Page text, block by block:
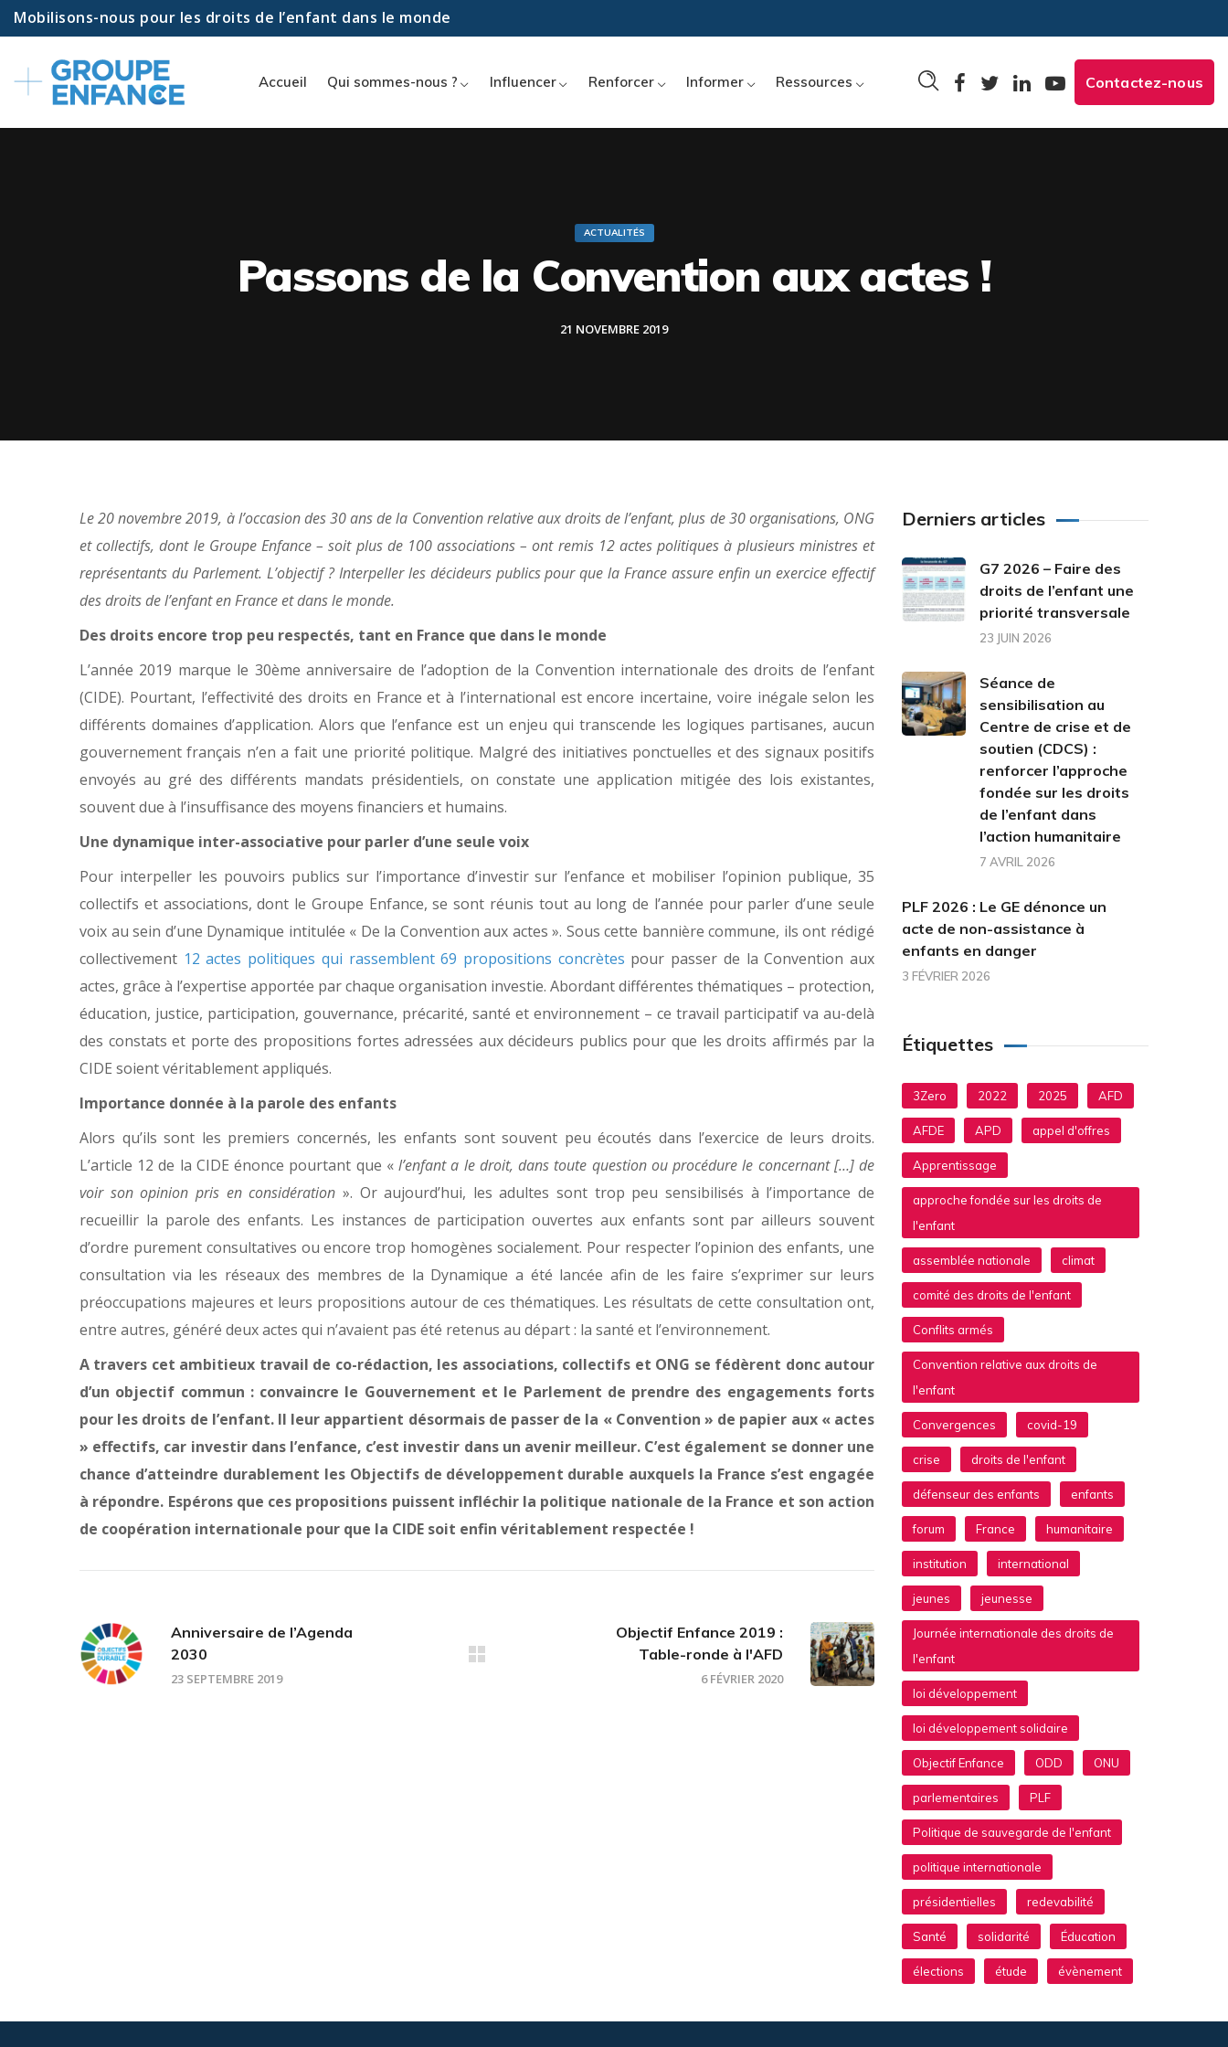
Mobilisons-nous pour les droits de l’enfant dans le monde
Accueil Qui sommes-nous ? Influencer Renforcer Informer Ressources Contactez-nous
ACTUALITÉS
Passons de la Convention aux actes !
21 NOVEMBRE 2019
Le 20 novembre 2019, à l’occasion des 30 ans de la Convention relative aux droits de l’enfant, plus de 30 organisations, ONG
et collectifs, dont le Groupe Enfance – soit plus de 100 associations – ont remis 12 actes politiques à plusieurs ministres et
représentants du Parlement. L’objectif ? Interpeller les décideurs publics pour que la France assure enfin un exercice effectif
des droits de l’enfant en France et dans le monde.
Des droits encore trop peu respectés, tant en France que dans le monde
L’année 2019 marque le 30ème anniversaire de l’adoption de la Convention internationale des droits de l’enfant
(CIDE). Pourtant, l’effectivité des droits en France et à l’international est encore incertaine, voire inégale selon les
différents domaines d’application. Alors que l’enfance est un enjeu qui transcende les logiques partisanes, aucun
gouvernement français n’en a fait une priorité politique. Malgré des initiatives ponctuelles et des signaux positifs
envoyés au gré des différents mandats présidentiels, on constate une application mitigée des lois existantes,
souvent due à l’insuffisance des moyens financiers et humains.
Une dynamique inter-associative pour parler d’une seule voix
Pour interpeller les pouvoirs publics sur l’importance d’investir sur l’enfance et mobiliser l’opinion publique, 35
collectifs et associations, dont le Groupe Enfance, se sont réunis tout au long de l’année pour parler d’une seule
voix au sein d’une Dynamique intitulée « De la Convention aux actes ». Sous cette bannière commune, ils ont rédigé
collectivement 12 actes politiques qui rassemblent 69 propositions concrètes pour passer de la Convention aux
actes, grâce à l’expertise apportée par chaque organisation investie. Abordant différentes thématiques – protection,
éducation, justice, participation, gouvernance, précarité, santé et environnement – ce travail participatif va au-delà
des constats et porte des propositions fortes adressées aux décideurs publics pour que les droits affirmés par la
CIDE soient véritablement appliqués.
Importance donnée à la parole des enfants
Alors qu’ils sont les premiers concernés, les enfants sont souvent peu écoutés dans l’exercice de leurs droits.
L’article 12 de la CIDE énonce pourtant que «l’enfant a le droit, dans toute question ou procédure le concernant […] de
voir son opinion pris en considération ». Or aujourd’hui, les adultes sont trop peu sensibilisés à l’importance de
recueillir la parole des enfants. Les instances de participation ouvertes aux enfants sont par ailleurs souvent
d’ordre purement consultatives ou encore trop homogènes socialement. Pour respecter l’opinion des enfants, une
consultation via les réseaux des membres de la Dynamique a été lancée afin de les faire s’exprimer sur leurs
préoccupations majeures et leurs propositions autour de ces thématiques. Les résultats de cette consultation ont,
entre autres, généré deux actes qui n’avaient pas été retenus au départ : la santé et l’environnement.
A travers cet ambitieux travail de co-rédaction, les associations, collectifs et ONG se fédèrent donc autour
d’un objectif commun : convaincre le Gouvernement et le Parlement de prendre des engagements forts
pour les droits de l’enfant. Il leur appartient désormais de passer de la « Convention » de papier aux « actes
» effectifs, car investir dans l’enfance, c’est investir dans un avenir meilleur. C’est également se donner une
chance d’atteindre durablement les Objectifs de développement durable auxquels la France s’est engagée
à répondre. Espérons que ces propositions puissent infléchir la politique nationale de la France et son action
de coopération internationale pour que la CIDE soit enfin véritablement respectée !
Anniversaire de l’Agenda
2030
23 SEPTEMBRE 2019
Objectif Enfance 2019 :
Table-ronde à l'AFD
6 FÉVRIER 2020
Derniers articles
G7 2026 – Faire des
droits de l’enfant une
priorité transversale
23 JUIN 2026
Séance de
sensibilisation au
Centre de crise et de
soutien (CDCS) :
renforcer l’approche
fondée sur les droits
de l’enfant dans
l’action humanitaire
7 AVRIL 2026
PLF 2026 : Le GE dénonce un
acte de non-assistance à
enfants en danger
3 FÉVRIER 2026
Étiquettes
3Zero 2022 2025 AFD
AFDE APD appel d'offres
Apprentissage
approche fondée sur les droits de
l'enfant
assemblée nationale climat
comité des droits de l'enfant
Conflits armés
Convention relative aux droits de
l'enfant
Convergences covid-19
crise droits de l'enfant
défenseur des enfants enfants
forum France humanitaire
institution international
jeunes jeunesse
Journée internationale des droits de
l'enfant
loi développement
loi développement solidaire
Objectif Enfance ODD ONU
parlementaires PLF
Politique de sauvegarde de l'enfant
politique internationale
présidentielles redevabilité
Santé solidarité Éducation
élections étude évènement